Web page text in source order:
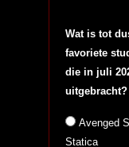
Wat is tot
favoriete
die in juli
uitgebracht?
Avenged
Statica